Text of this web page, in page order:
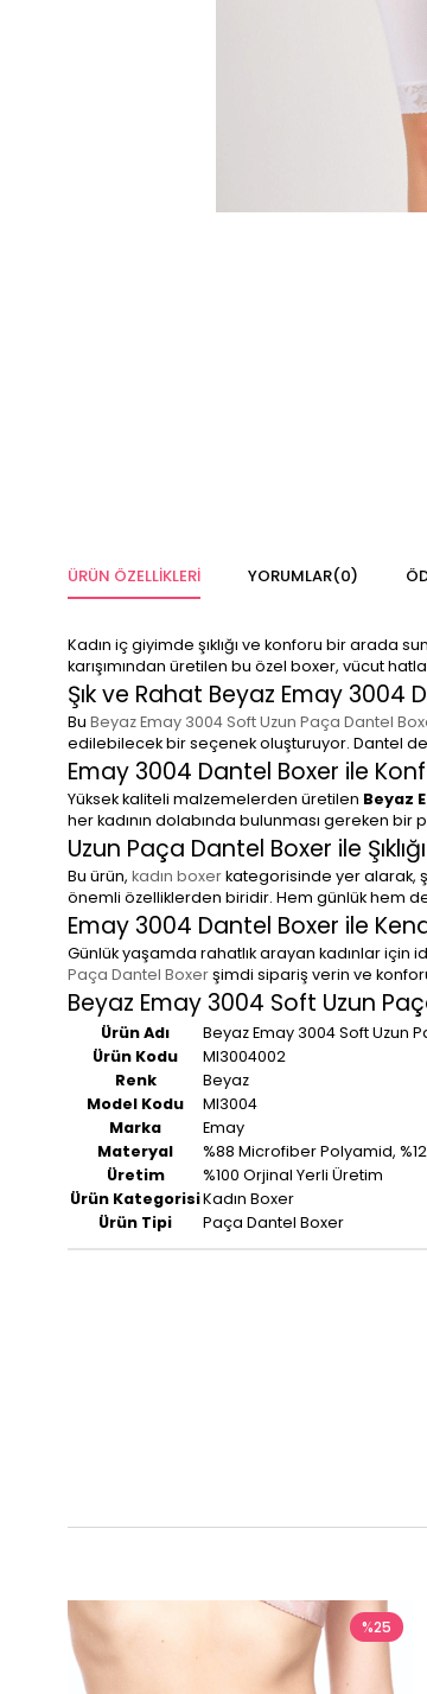
ÜRÜN ÖZELLIKLERI YORUMLAR(0)
Kadın iç giyimde şıklığı ve konforu bir arada
karışımından üretilen bu özel boxer, vücut
Şık ve Rahat Beyaz Emay 3004
Bu Beyaz Emay 3004 Soft Uzun Paça Dantel
edilebilecek bir seçenek oluşturuyor. Dantel
Emay 3004 Dantel Boxer ile
Yüksek kaliteli malzemelerden üretilen Beyaz
her kadının dolabında bulunması gereken
Uzun Paça Dantel Boxer ile
Bu ürün, kadın boxerkategorisinde yer alarak,
önemli özelliklerden biridir. Hem günlük hem
Emay 3004 Dantel Boxer ile
Günlük yaşamda rahatlık arayan kadınlar için
Paça Dantel Boxerşimdi sipariş verin ve
Beyaz Emay 3004 Soft Uzun
Ürün Adı
Beyaz Emay 3004 Soft Uzun
Ürün Kodu
MI3004002
Renk
Beyaz
Model Kodu
MI3004
Marka
Emay
Materyal
%88 Microfiber Polyamid,
Üretim
%100 Orjinal Yerli Üretim
Ürün KategorisiKadın Boxer
Ürün Tipi
Paça Dantel Boxer
%25